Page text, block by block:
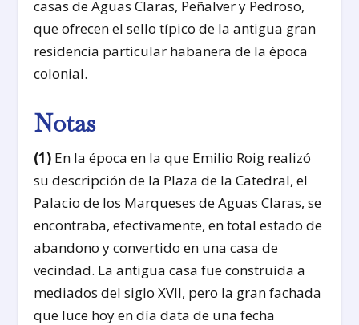
casas de Aguas Claras, Peñalver y Pedroso,
que ofrecen el sello típico de la antigua gran
residencia particular habanera de la época
colonial.
Notas
(1) En la época en la que Emilio Roig realizó
su descripción de la Plaza de la Catedral, el
Palacio de los Marqueses de Aguas Claras, se
encontraba, efectivamente, en total estado de
abandono y convertido en una casa de
vecindad. La antigua casa fue construida a
mediados del siglo XVII, pero la gran fachada
que luce hoy en día data de una fecha